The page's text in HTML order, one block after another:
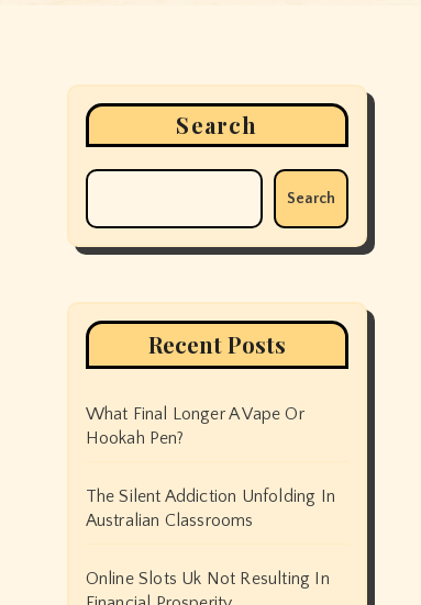
Search
Search
Recent Posts
What Final Longer A Vape Or
Hookah Pen?
The Silent Addiction Unfolding In
Australian Classrooms
Online Slots Uk Not Resulting In